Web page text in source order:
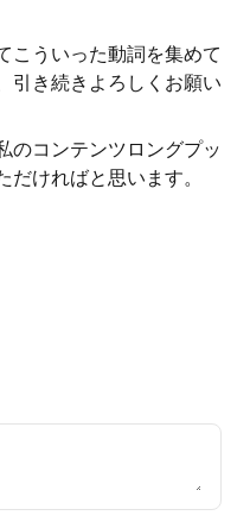
こういった動詞を集めて
引き続きよろしくお願い
のコンテンツロングプッ
だければと思います。